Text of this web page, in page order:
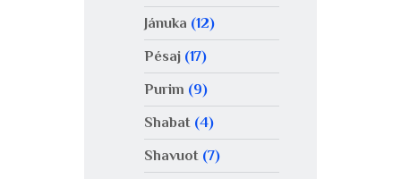
Jánuka (12)
Pésaj(17)
Purim (9)
Shabat(4)
Shavuot(7)